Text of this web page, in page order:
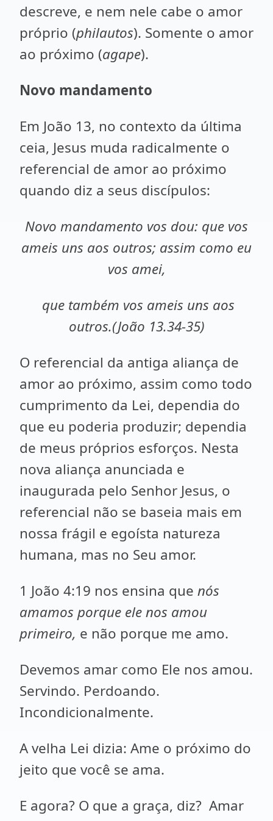
descreve, e nem nele cabe o amor
próprio (philautos). Somente o amor
ao próximo (agape).
Novo mandamento
Em João 13, no contexto da última
ceia, Jesus muda radicalmente o
referencial de amor ao próximo
quando diz a seus discípulos:
Novo mandamento vos dou: que vos
ameis uns aos outros; assim como eu
vos amei,
que também vos ameis uns aos
outros.(João 13.34-35)
O referencial da antiga aliança de
amor ao próximo, assim como todo
cumprimento da Lei, dependia do
que eu poderia produzir; dependia
de meus próprios esforços. Nesta
nova aliança anunciada e
inaugurada pelo Senhor Jesus, o
referencial não se baseia mais em
nossa frágil e egoísta natureza
humana, mas no Seu amor.
1 João 4:19 nos ensina que nós
amamos porque ele nos amou
primeiro, e não porque me amo.
Devemos amar como Ele nos amou.
Servindo. Perdoando.
Incondicionalmente.
A velha Lei dizia: Ame o próximo do
jeito que você se ama.
E agora? O que a graça, diz? Amar